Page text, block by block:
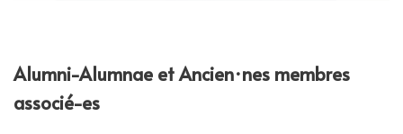
Alumni-Alumnae et Ancien·nes membres
associé-es